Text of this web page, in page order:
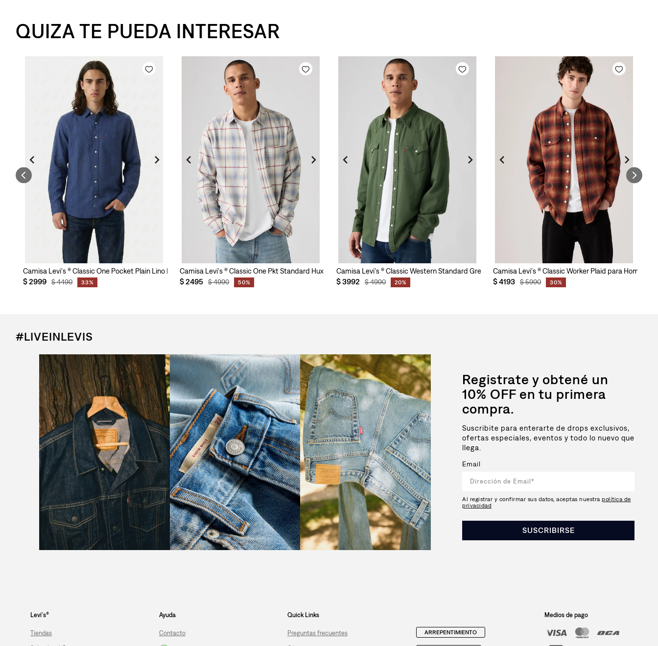
QUIZA TE PUEDA INTERESAR
para Hombre
Camisa Levi's ® Classic One Pocket Plain Lino Indigo para Hombre
$2999 $4490 33%
Camisa Levi's ® Classic One Pkt Standard Huxley para Hombre
$2495 $4990 50%
Camisa Levi's ® Classic Western Standard Greenwich para Hombre
$3992 $4990 20%
Camisa Levi's ® Classic Worker Plaid para Hombre
$4193 $5990 30%
#LIVEINLEVIS
Registrate y obtené un
10% OFF en tu primera
compra.
Suscribite para enterarte de drops exclusivos,
ofertas especiales, eventos y todo lo nuevo que
llega.
Email
Al registrar y confirmar sus datos, aceptas nuestra política de
privacidad
SUSCRIBIRSE
Levi's®
Tiendas
Ayuda
Contacto
Quick Links
Preguntas frecuentes ARREPENTIMIENTO
Medios de pago